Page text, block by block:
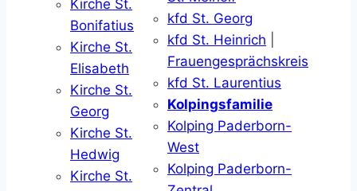
Kirche St.
Bonifatius
Kirche St.
Elisabeth
Kirche St.
Georg
Kirche St.
Hedwig
Kirche St.
kfd St. Georg
kfd St. Heinrich
Frauengesprächskreis
kfd St. Laurentius
Kolpingsfamilie
Kolping Paderborn-
West
Kolping Paderborn-